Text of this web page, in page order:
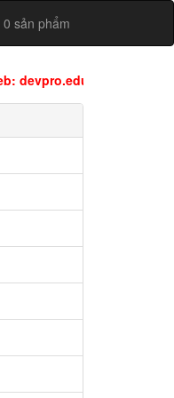
sản phẩm
còn web này